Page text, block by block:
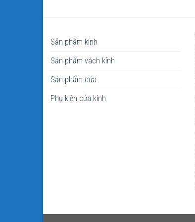
Sản phẩm kính
Sản phẩm vách kính
Sản phẩm cửa
Phụ kiện cửa kính